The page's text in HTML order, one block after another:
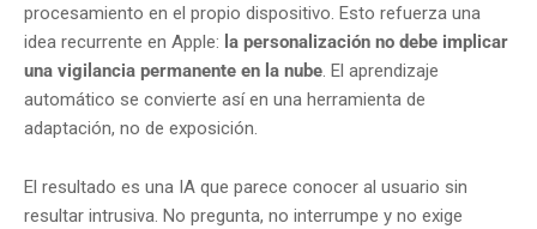
procesamiento en el propio dispositivo. Esto refuerza una
idea recurrente en Apple: la personalización no debe implicar
una vigilancia permanente en la nube. El aprendizaje
automático se convierte así en una herramienta de
adaptación, no de exposición.
El resultado es una IA que parece conocer al usuario sin
resultar intrusiva. No pregunta, no interrumpe y no exige